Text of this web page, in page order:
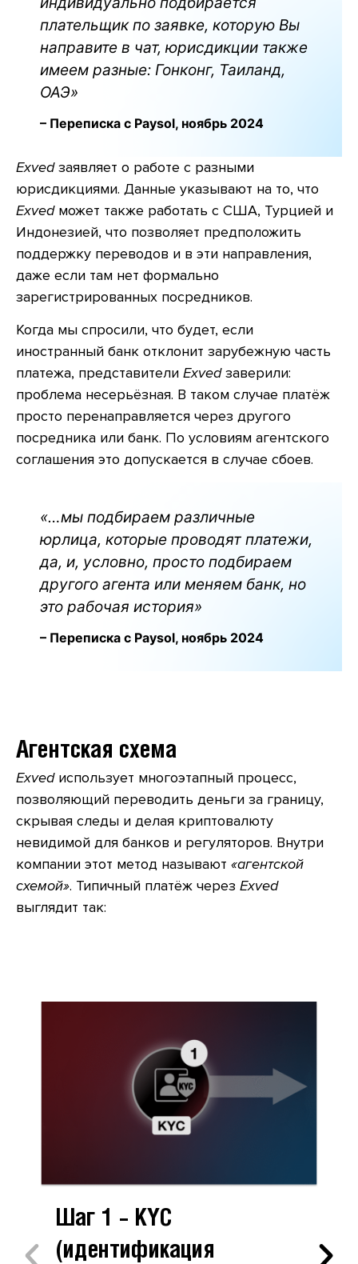
плательщик по заявке, которую Вы
направите в чат, юрисдикции также
имеем разные: Гонконг, Таиланд,
ОАЭ»
– Переписка с Paysol, ноябрь 2024
Exvedзаявляет о работе с разными
юрисдикциями. Данные указывают на то, что
Exvedможет также работать с США, Турцией и
Индонезией, что позволяет предположить
поддержку переводов и в эти направления,
даже если там нет формально
зарегистрированных посредников.
Когда мы спросили, что будет, если
иностранный банк отклонит зарубежную часть
платежа, представители Exvedзаверили:
проблема несерьёзная. В таком случае платёж
просто перенаправляется через другого
посредника или банк. По условиям агентского
соглашения это допускается в случае сбоев.
«…мы подбираем различные
юрлица, которые проводят платежи,
да, и, условно, просто подбираем
другого агента или меняем банк, но
это рабочая история»
– Переписка с Paysol, ноябрь 2024
Агентская схема
Exved использует многоэтапный процесс,
позволяющий переводить деньги за границу,
скрывая следы и делая криптовалюту
невидимой для банков и регуляторов. Внутри
компании этот метод называют «агентской
схемой». Типичный платёж через Exved
выглядит так:
Шаг 1 – KYC
(идентификация